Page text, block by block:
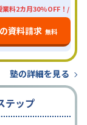
料2カ月30%OFF！/
資料請求 無料
塾の詳細を見る
テップ